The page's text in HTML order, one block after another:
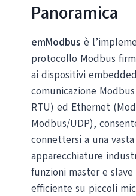
Panoramica
emModbus è
protocollo Modbus
ai dispositivi
comunicazione
RTU) ed Ethernet
Modbus/UDP),
connettersi a una
apparecchiature
funzioni master e
efficiente su piccoli